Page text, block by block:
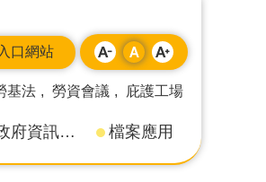
口網站
基法 勞資會議 庇護工場
府資訊公開 檔案應用